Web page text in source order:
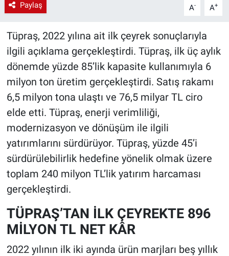
Paylaş A- A+
Tüpraş, 2022 yılına ait ilk çeyrek sonuçlarıyla
ilgili açıklama gerçekleştirdi. Tüpraş, ilk üç aylık
dönemde yüzde 85’lik kapasite kullanımıyla 6
milyon ton üretim gerçekleştirdi. Satış rakamı
6,5 milyon tona ulaştı ve 76,5 milyar TL ciro
elde etti. Tüpraş, enerji verimliliği,
modernizasyon ve dönüşüm ile ilgili
yatırımlarını sürdürüyor. Tüpraş, yüzde 45’i
sürdürülebilirlik hedefine yönelik olmak üzere
toplam 240 milyon TL’lik yatırım harcaması
gerçekleştirdi.
TÜPRAŞ’TAN İLK ÇEYREKTE 896
MİLYON TL NET KÂR
2022 yılının ilk iki ayında ürün marjları beş yıllık